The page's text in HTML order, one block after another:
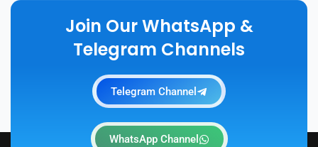
Join Our WhatsApp &
Telegram Channels
Telegram Channel
WhatsApp Channel